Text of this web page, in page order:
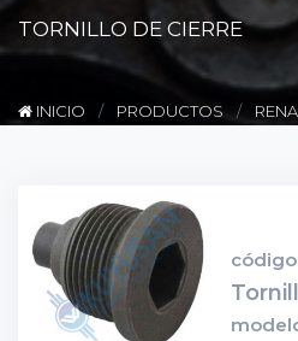
TORNILLO DE CIERRE
INICIO PRODUCTOS